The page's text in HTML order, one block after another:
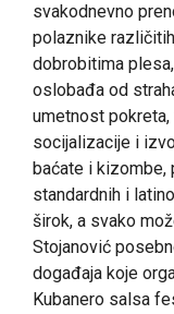
svakodnevno
polaznike
dobrobitima
oslobađa od
umetnost
socijalizacije i
baćate i kizombe,
standardnih i
širok, a svako
Stojanović
događaja koje
Kubanero salsa